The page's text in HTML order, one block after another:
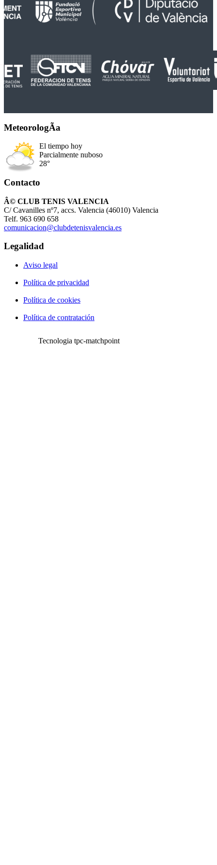
MeteorologÃ­a
El tiempo hoy
Parcialmente nuboso
28°
Contacto
Â© CLUB TENIS VALENCIA
C/ Cavanilles nº7, accs. Valencia (46010) Valencia
Telf. 963 690 658
comunicacion@clubdetenisvalencia.es
Legalidad
Aviso legal
Política de privacidad
Política de cookies
Política de contratación
Tecnologia tpc-matchpoint